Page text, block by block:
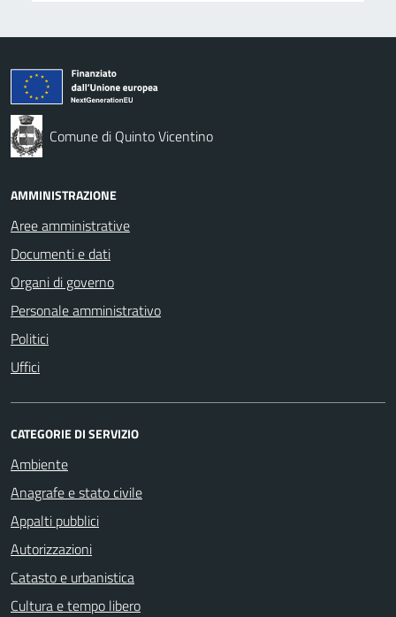
Comune di Quinto Vicentino
AMMINISTRAZIONE
Aree amministrative
Documenti e dati
Organi di governo
Personale amministrativo
Politici
Uffici
CATEGORIE DI SERVIZIO
Ambiente
Anagrafe e stato civile
Appalti pubblici
Autorizzazioni
Catasto e urbanistica
Cultura e tempo libero